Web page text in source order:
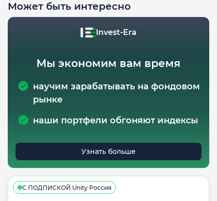
Может быть интересно
Invest-Era
Мы экономим вам время
научим зарабатывать на фондовом
рынке
наши портфели обгоняют индексы
Узнать больше
С ПОДПИСКОЙ Unity Россия